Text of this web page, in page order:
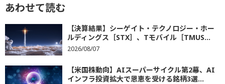
あわせて読む
【決算結果】シーゲイト・テクノロジー・ホー
ルディングス［STX］、Tモバイル［TMUS...
2026/08/07
【米国株動向】AIスーパーサイクル第2幕、AI
インフラ投資拡大で恩恵を受ける銘柄3選...